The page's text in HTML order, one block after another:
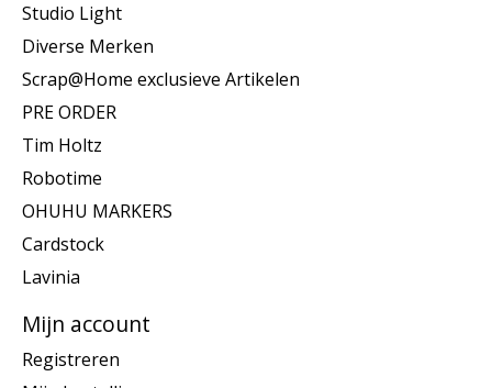
Studio Light
Diverse Merken
Scrap@Home exclusieve Artikelen
PRE ORDER
Tim Holtz
Robotime
OHUHU MARKERS
Cardstock
Lavinia
Mijn account
Registreren